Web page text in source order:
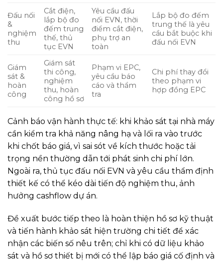
Đấu nối
&
nghiệm
thu
Cắt điện,
lắp bộ đo
đếm trung
thế, thủ
tục EVN
Yêu cầu đấu
nối EVN, thời
điểm cắt điện,
phụ trợ an
toàn
Lắp bộ đo đếm
trung thế là yêu
cầu bắt buộc khi
đấu nối EVN
Giám
sát &
hoàn
công
Giám sát
thi công,
nghiệm
thu, hoàn
công hồ sơ
Phạm vi EPC,
yêu cầu báo
cáo và thẩm
tra
Chi phí thay đổi
theo phạm vi
hợp đồng EPC
Cảnh báo vận hành thực tế: khi khảo sát tại nhà máy
cần kiểm tra khả năng nâng hạ và lối ra vào trước
khi chốt báo giá, vì sai sót về kích thước hoặc tải
trọng nền thường dẫn tới phát sinh chi phí lớn.
Ngoài ra, thủ tục đấu nối EVN và yêu cầu thẩm định
thiết kế có thể kéo dài tiến độ nghiệm thu, ảnh
hưởng cashflow dự án.
Đề xuất bước tiếp theo là hoàn thiện hồ sơ kỹ thuật
và tiến hành khảo sát hiện trường chi tiết để xác
nhận các biến số nêu trên; chỉ khi có dữ liệu khảo
sát và hồ sơ thiết bị mới có thể lập báo giá cố định và